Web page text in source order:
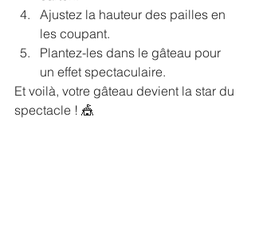
Ajustez la hauteur des pailles en
les coupant.
Plantez-les dans le gâteau pour
un effet spectaculaire.
Et voilà, votre gâteau devient la star du
spectacle ! 🎪